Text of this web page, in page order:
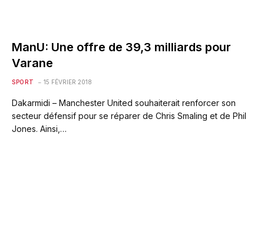
ManU: Une offre de 39,3 milliards pour
Varane
SPORT 15 FÉVRIER 2018
Dakarmidi – Manchester United souhaiterait renforcer son
secteur défensif pour se réparer de Chris Smaling et de Phil
Jones. Ainsi,…